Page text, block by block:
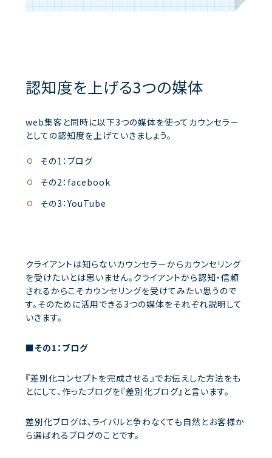
認知度を上げる3つの媒体
web集客と同時に以下3つの媒体を使ってカウンセラー
としての認知度を上げていきましょう。
その1：ブログ
その2：facebook
その3：YouTube
クライアントは知らないカウンセラーからカウンセリング
を受けたいとは思いません。クライアントから認知・信頼
されるからこそカウンセリングを受けてみたい思うので
す。そのために活用できる3つの媒体をそれぞれ説明して
いきます。
■その1：ブログ
『差別化コンセプトを完成させる』でお伝えした方法をも
とにして、作ったブログを『差別化ブログ』と言います。
差別化ブログは、ライバルと争わなくても自然とお客様か
ら選ばれるブログのことです。